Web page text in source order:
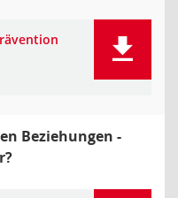
Beziehungen -